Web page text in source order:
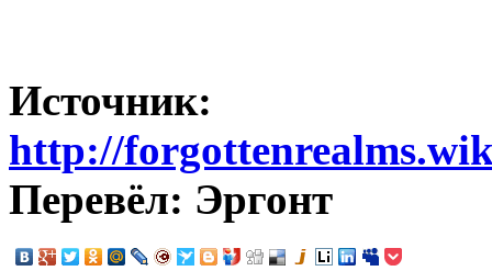
Источник:
http://
Перевёл: Эргонт